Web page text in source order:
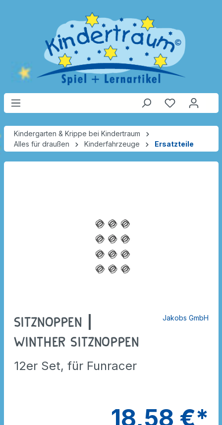
Kindergarten & Krippe bei Kindertraum
Alles für draußen
Kinderfahrzeuge Ersatzteile
Sitznoppen |
Winther Sitznoppen
12er Set, für Funracer
Jakobs GmbH
18,58 €*